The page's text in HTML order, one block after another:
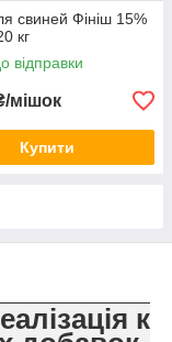
свиней Фініш 15%
кг
відправки
мішок
Купити